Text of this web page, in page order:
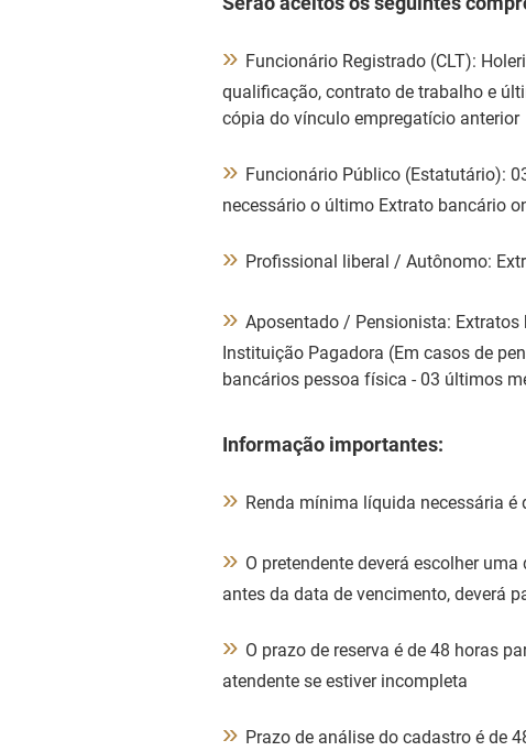
» Funcionário Registrado (CLT):
qualificação, contrato de trabalho e
cópia do vínculo empregatício anterior
» Funcionário Público (Estatutário):
necessário o último Extrato bancário
» Profissional liberal / Autônomo:
» Aposentado / Pensionista:
Instituição Pagadora (Em casos de
bancários pessoa física - 03 últimos
Informação importantes:
» Renda mínima líquida necessária é
» O pretendente deverá escolher
antes da data de vencimento, deverá
» O prazo de reserva é de 48 horas
atendente se estiver incompleta
» Prazo de análise do cadastro é de